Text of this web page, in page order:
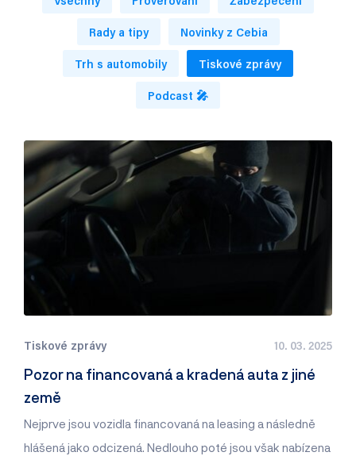
Rady a tipy
Novinky z Cebia
Trh s automobily
Tiskové zprávy
Podcast 🎤
Tiskové zprávy 10. 03. 2025
Pozor na financovaná a kradená auta z jiné
země
Nejprve jsou vozidla financovaná na leasing a následně
hlášená jako odcizená. Nedlouho poté jsou však nabízena